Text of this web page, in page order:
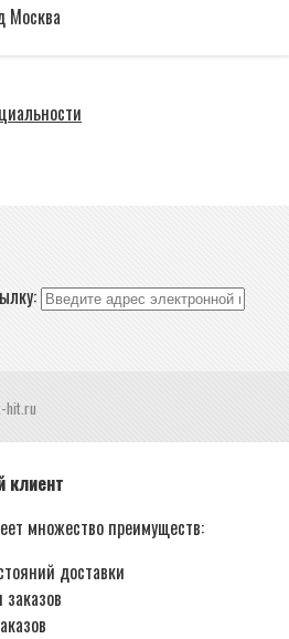
Москва
hit.ru
клиент
множество преимуществ:
доставки